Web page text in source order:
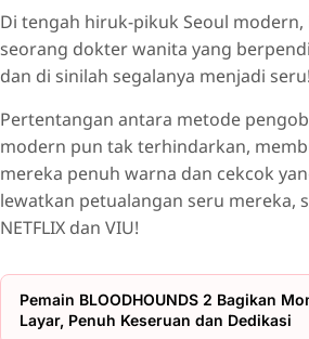
Di tengah hiruk-pikuk Seoul
seorang dokter wanita yang
dan di sinilah segalanya menjadi seru!
Pertentangan antara metode
modern pun tak terhindarkan,
mereka penuh warna dan cekcok
lewatkan petualangan seru mereka,
NETFLIX dan VIU!
Pemain BLOODHOUNDS 2 Bagikan
Layar, Penuh Keseruan dan Dedikasi